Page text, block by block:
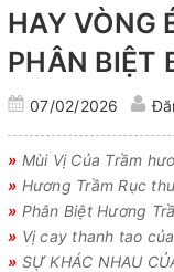
HAY VÒNG
PHÂN BIỆT
07/02/2026
» Mùi Vị Của Trầm
» Hương Trầm Rục
» Phân Biệt Hương
» Vị cay thanh tao
» SỰ KHÁC NHAU